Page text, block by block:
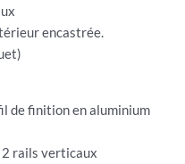
encastrée.
de finition en aluminium
rails verticaux